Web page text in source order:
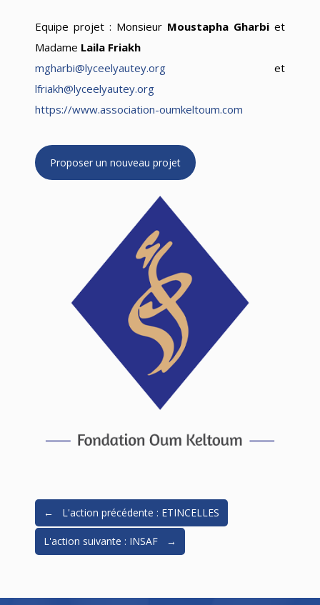
Equipe projet : Monsieur Moustapha Gharbi et
Madame Laila Friakh
mgharbi@lyceelyautey.org
et
lfriakh@lyceelyautey.org
https://www.association-oumkeltoum.com
Proposer un nouveau projet
← L'action précédente : ETINCELLES
L'action suivante : INSAF →